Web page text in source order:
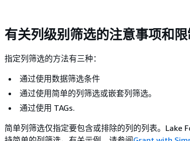
有关列级别筛选的注意事项和限
指定列筛选的方法有三种：
通过使用数据筛选条件
通过使用简单的列筛选或嵌套列筛选。
通过使用 TAGs.
简单列筛选仅指定要包含或排除的列的列表。Lake